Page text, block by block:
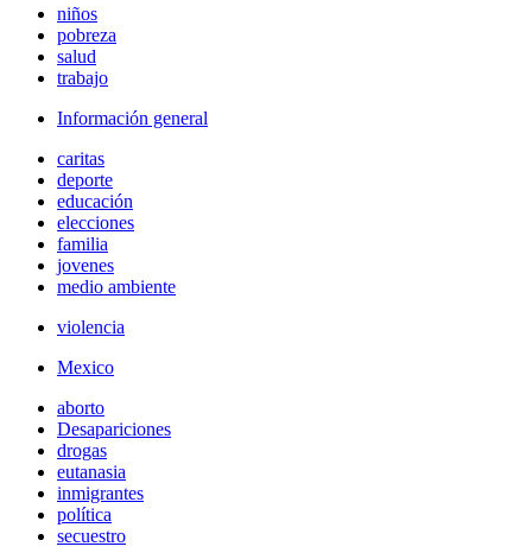
niños
pobreza
salud
trabajo
Información general
caritas
deporte
educación
elecciones
familia
jovenes
medio ambiente
violencia
Mexico
aborto
Desapariciones
drogas
eutanasia
inmigrantes
política
secuestro